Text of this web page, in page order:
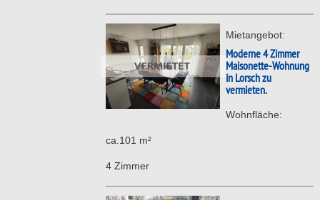
Mietangebot:
Moderne 4 Zimmer
Maisonette-Wohnung
in Lorsch zu
vermieten.
Wohnfläche:
ca.101 m²
4 Zimmer